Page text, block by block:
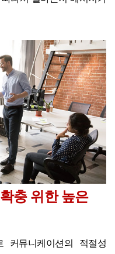
충 위한 높은
커뮤니케이션의 적절성